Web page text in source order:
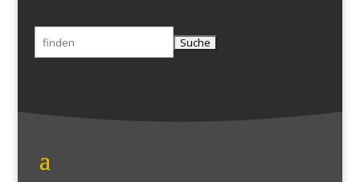
Suchen
nach: